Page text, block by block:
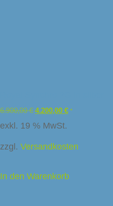
6.900,00€ 4.200,00 € *
exkl. 19 % MwSt.
zzgl. Versandkosten
In den Warenkorb